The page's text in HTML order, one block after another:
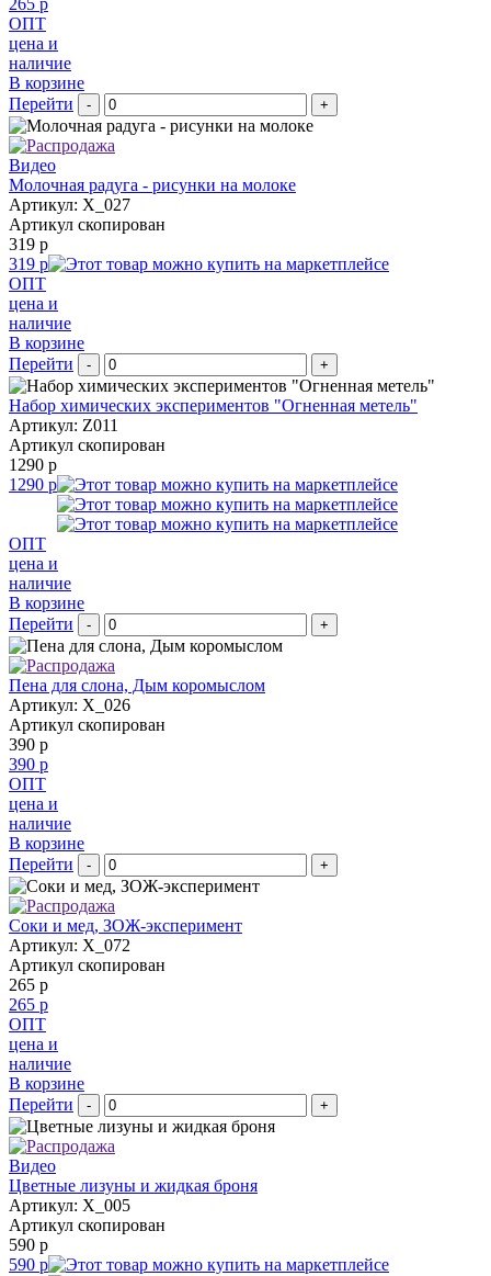
265 р
ОПТ
цена и
наличие
В корзине
Перейти
- +
Видео
Молочная радуга - рисунки на молоке
Артикул: X_027
Артикул скопирован
319 р
319 р
ОПТ
цена и
наличие
В корзине
Перейти
- +
Набор химических экспериментов "Огненная метель"
Артикул: Z011
Артикул скопирован
1290 р
1290 р
ОПТ
цена и
наличие
В корзине
Перейти
- +
Пена для слона, Дым коромыслом
Артикул: X_026
Артикул скопирован
390 р
390 р
ОПТ
цена и
наличие
В корзине
Перейти
- +
Соки и мед, ЗОЖ-эксперимент
Артикул: X_072
Артикул скопирован
265 р
265 р
ОПТ
цена и
наличие
В корзине
Перейти
- +
Видео
Цветные лизуны и жидкая броня
Артикул: X_005
Артикул скопирован
590 р
590 р